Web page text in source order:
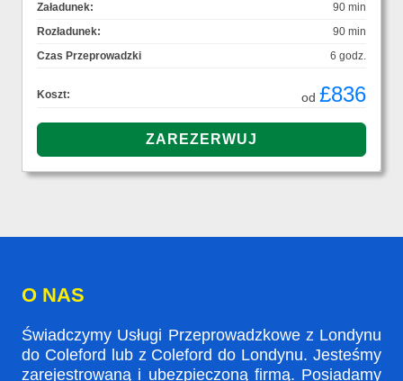
Załadunek:
90 min
Rozładunek:
90 min
Czas Przeprowadzki
6 godz.
Koszt: od £836
O NAS
Świadczymy Usługi Przeprowadzkowe z Londynu
do Coleford lub z Coleford do Londynu. Jesteśmy
zarejestrowaną i ubezpieczoną firmą. Posiadamy